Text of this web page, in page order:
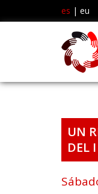
es | eu
UN
DEL